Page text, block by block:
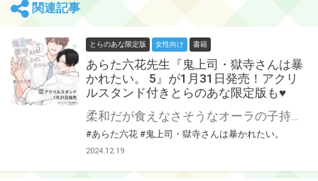
関連記事
とらのあな限定版 女性向け 書籍
あらた六花先生『鬼上司・獄寺さんは暴
かれたい。 5』が1月31日発売！アクリ
ルスタンド付きとらのあな限定版も♥
#あらた六花 #鬼上司・獄寺さんは暴かれたい。
2024.12.19